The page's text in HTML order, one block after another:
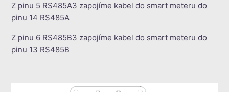
Z pinu 5 RS485A3 zapojíme kabel do smart meteru do
pinu 14 RS485A
Z pinu 6 RS485B3 zapojíme kabel do smart meteru do
pinu 13 RS485B